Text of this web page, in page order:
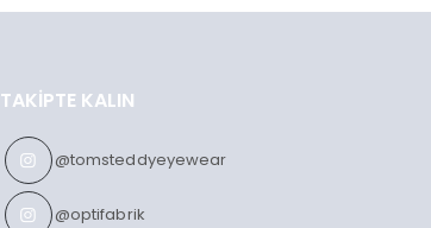
TAKIPTE KALIN
@tomsteddyeyewear
@optifabrik